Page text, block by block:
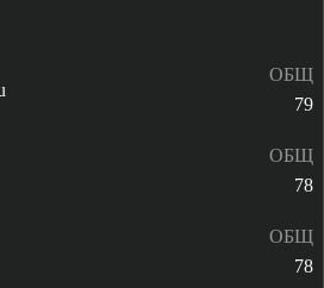
ОБЩ
79
ОБЩ
78
ОБЩ
78